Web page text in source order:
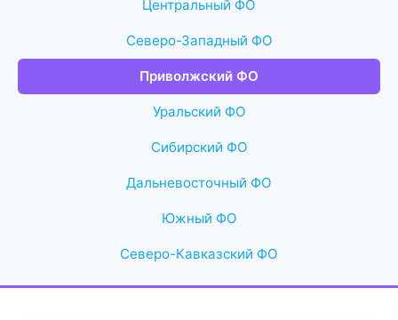
Центральный ФО
Северо-Западный ФО
Приволжский ФО
Уральский ФО
Сибирский ФО
Дальневосточный ФО
Южный ФО
Северо-Кавказский ФО